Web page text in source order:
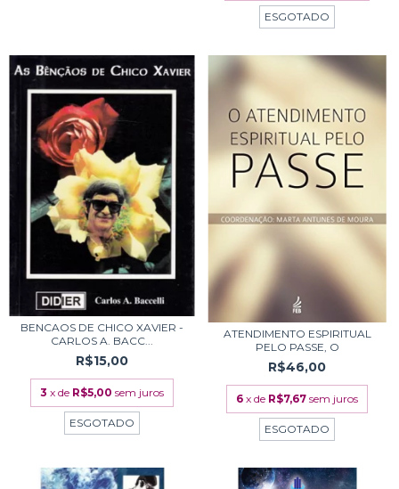
ESGOTADO
BENCAOS DE CHICO XAVIER -
CARLOS A. BACC...
R$15,00
3 x de R$5,00 sem juros
ESGOTADO
ATENDIMENTO ESPIRITUAL
PELO PASSE, O
R$46,00
6 x de R$7,67 sem juros
ESGOTADO